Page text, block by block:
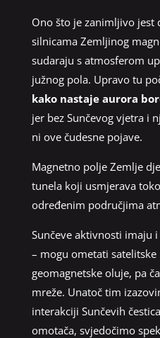
Ono što je zanimljivo jest
silnicama Zemljinog
sudaraju s atmosferom
južnog pola. Upravo tu
kako nastaje aurora
jer bez Sunčevog vjetra i
ni ove čudesne pojave.
Magnetno polje Zemlje
tunela koji usmjerava
određenim područjima
Sunčeve aktivnosti imaju
– mogu ometati
geomagnetske oluje, pa
mreže. Unatoč tim
interakciji Sunčevih
omotača, svjedočimo